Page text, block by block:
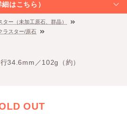
はこちら）
ター（未加工原石、群晶）
ラスター/原石
34.6mm／102g（約）
OUT